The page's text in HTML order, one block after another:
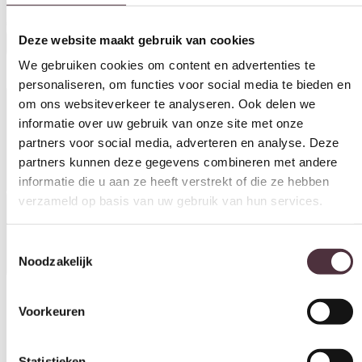
personaliseren, om functies voor social media te bieden en
om ons websiteverkeer te analyseren. Ook delen we
informatie over uw gebruik van onze site met onze
partners voor social media, adverteren en analyse. Deze
partners kunnen deze gegevens combineren met andere
informatie die u aan ze heeft verstrekt of die ze hebben
verzameld op basis van uw gebruik van hun services.
Toestemmingsselectie
Voorkeuren
Statistieken
Productinformatie
Specificaties
Eettafels